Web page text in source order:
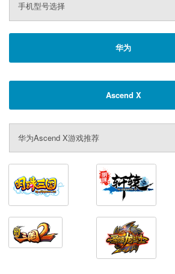
手机型号选择
华为
Ascend X
华为Ascend X游戏推荐